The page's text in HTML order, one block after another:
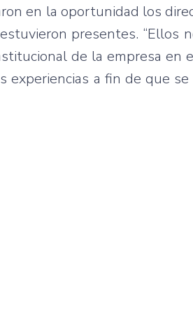
en la oportunidad los
presentes. “Ellos
de la empresa en
experiencias a fin de que